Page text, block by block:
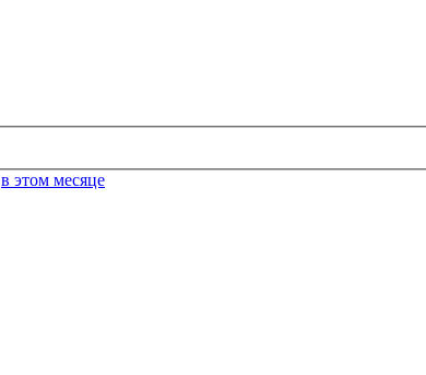
в этом месяце